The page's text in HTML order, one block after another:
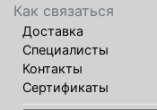
Как связаться
Доставка
Специалисты
Контакты
Сертификаты